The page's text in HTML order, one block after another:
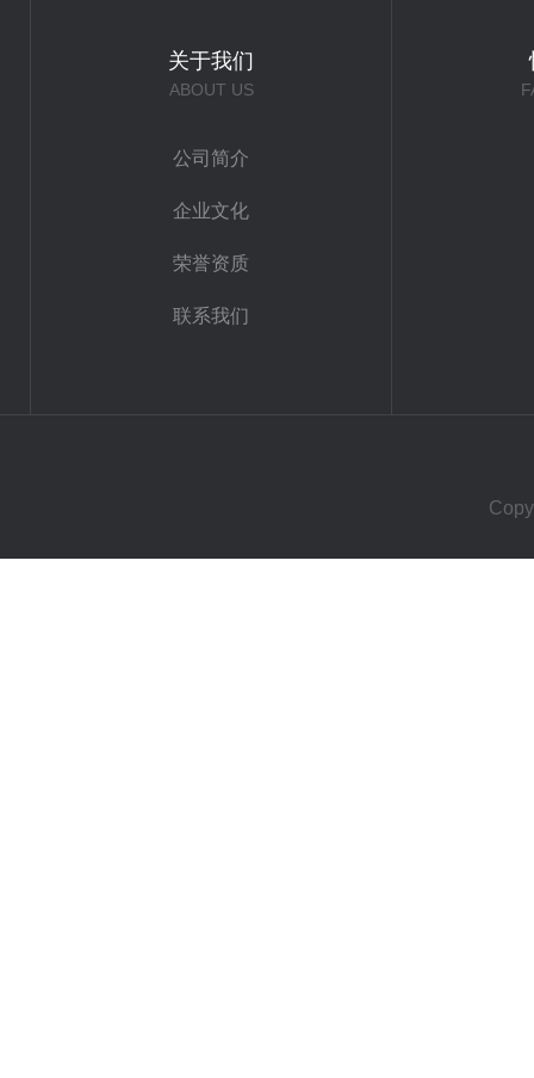
关于我们
ABOUT US
公司简介
企业文化
荣誉资质
联系我们